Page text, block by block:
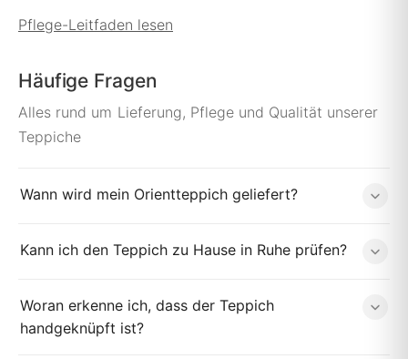
Pflege-Leitfaden lesen
Häufige Fragen
Alles rund um Lieferung, Pflege und Qualität unserer
Teppiche
Wann wird mein Orientteppich geliefert?
Kann ich den Teppich zu Hause in Ruhe prüfen?
Woran erkenne ich, dass der Teppich
handgeknüpft ist?